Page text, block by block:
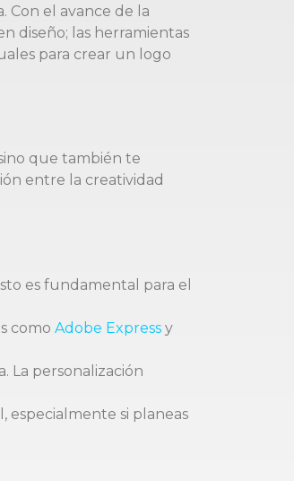
Con el avance de la
diseño; las herramientas
para crear un logo
que también te
entre la creatividad
es fundamental para el
como Adobe Express y
La personalización
especialmente si planeas